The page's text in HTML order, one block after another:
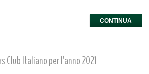
CONTINUA
Club Italiano per l'anno 2021